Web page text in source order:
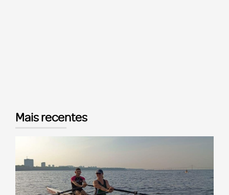
Mais recentes